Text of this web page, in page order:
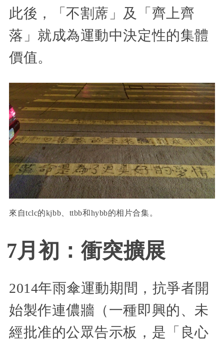
此後，「不割蓆」及「齊上齊
落」就成為運動中決定性的集體
價值。
來自tclc的kjbb、ttbb和hybb的相片合集。
7月初：衝突擴展
2014年雨傘運動期間，抗爭者開
始製作連儂牆（一種即興的、未
經批准的公眾告示板，是「良心